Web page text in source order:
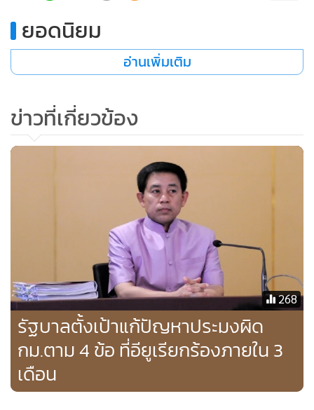
ในส่วนของการแก้ไขปัญหาการค้ามนุษย์ การใช้แรงงานเด็ก ที่
ประเทศสหรัฐฯ ลดระดับการประเมินไทยจาก Tier 2 Watch
คนละส่วนกับเรื่องไอยูยู ขออย่านำมาโยงกัน โดยประเด็นการค้า
มนุษย์ รัฐบาลก็ดำเนินการอยู่ และมั่นใจว่า สหรัฐฯ จะไม่ตัดสินใจ
อะไรโดยเดินตามอียู เพราะจะขึ้นอยู่หลักการและเหตุผลของ
สหรัฐฯ เอง ขอให้อย่าได้นำไปเหมารวมกัน ไทยให้เกียรติสหรัฐฯ
มาโดยตลอด และเชื่อว่าสหรัฐฯ ก็ให้ความสำคัญและติดตามสิ่งที่
รัฐบาลไทยกำลังพยายามดำเนิน เพื่อการแก้ปัญหาการค้ามนุษย์
ส่วนการหยิบยกอำนาจมาตรา 44 ของรัฐธรรมนูญชั่วคราวมา
แก้ไขปัญหานั้น ได้มีการใช้อำนาจมาตรา 44 ออกคำสั่งอำนวย
ความสะดวกให้มีการขับเคลื่อนบูรณาการแก้ไขปัญหาให้เร็วขึ้น
แล้ว ทั้งการจดทะเบียนเรือประมงที่ขณะนี้ทำไปแล้วถึง 3 หมื่น
ลำ การแก้ปัญหาการค้ามนุษย์ ทั้งนี้ ไม่ใช่เป็นการออกคำสั่ง แต่
จะเป็นการติดตามเร่งรัดการทำงานของแต่ละหน่วยงาน ทั้ง
ยอดนิยม
อ่านเพิ่มเติม
ข่าวที่เกี่ยวข้อง
268
รัฐบาลตั้งเป้าแก้ปัญหาประมงผิด
กม.ตาม 4 ข้อ ที่อียูเรียกร้องภายใน 3
เดือน